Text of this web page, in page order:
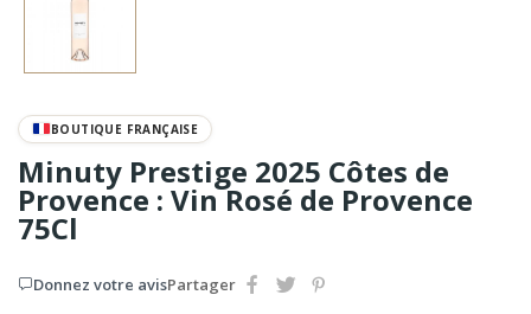
BOUTIQUE FRANÇAISE
Minuty Prestige 2025 Côtes de
Provence : Vin Rosé de Provence
75Cl
Donnez votre avisPartager